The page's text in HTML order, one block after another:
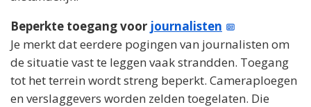
Beperkte toegang voor journalisten
Je merkt dat eerdere pogingen van journalisten om
de situatie vast te leggen vaak strandden. Toegang
tot het terrein wordt streng beperkt. Cameraploegen
en verslaggevers worden zelden toegelaten. Die